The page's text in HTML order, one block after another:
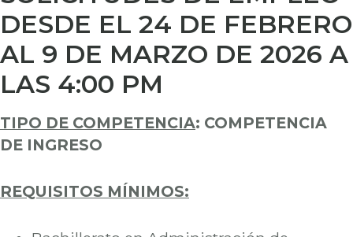
DESDE EL 24 DE FEBRERO
AL 9 DE MARZO DE 2026 A
LAS 4:00 PM
TIPO DE COMPETENCIA: COMPETENCIA
DE INGRESO
REQUISITOS MÍNIMOS: